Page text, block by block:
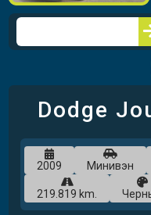
Dodge
2009 Минивэн
219.819 km.